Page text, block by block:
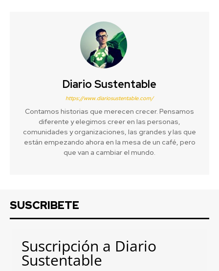
Diario Sustentable
https://www.diariosustentable.com/
Contamos historias que merecen crecer. Pensamos
diferente y elegimos creer en las personas,
comunidades y organizaciones, las grandes y las que
están empezando ahora en la mesa de un café, pero
que van a cambiar el mundo.
SUSCRIBETE
Suscripción a Diario
Sustentable